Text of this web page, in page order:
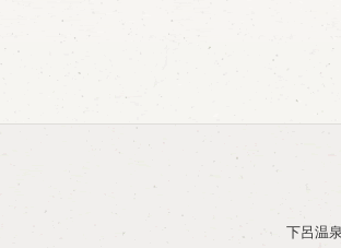
下呂温